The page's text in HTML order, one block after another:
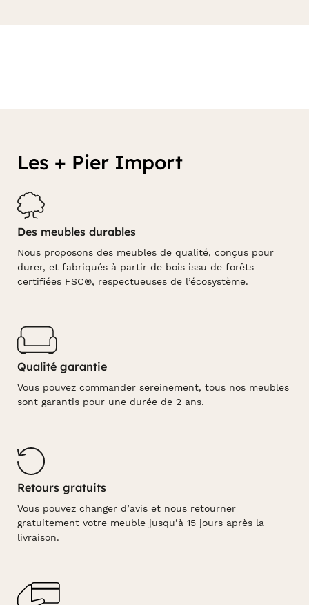
Les + Pier Import
Des meubles durables
Nous proposons des meubles de qualité, conçus pour
durer, et fabriqués à partir de bois issu de forêts
certifiées FSC®, respectueuses de l’écosystème.
Qualité garantie
Vous pouvez commander sereinement, tous nos meubles
sont garantis pour une durée de 2 ans.
Retours gratuits
Vous pouvez changer d’avis et nous retourner
gratuitement votre meuble jusqu’à 15 jours après la
livraison.